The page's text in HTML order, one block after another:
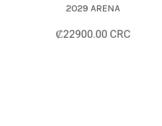
2029 ARENA
₡22900.00 CRC